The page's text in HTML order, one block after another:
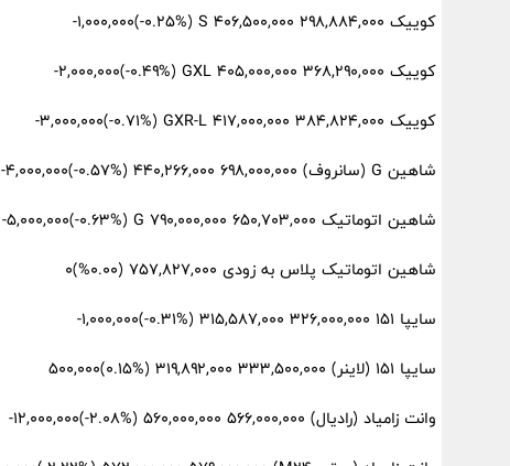
کوییک S ۴۰۶,۵۰۰,۰۰۰ ۲۹۸,۸۸۴,۰۰۰ (‎-۰.۲۵%‏)‎-۱,۰۰۰,۰۰۰‏
کوییک GXL ۴۰۵,۰۰۰,۰۰۰ ۳۶۸,۲۹۰,۰۰۰ (‎-۰.۴۹%‏)‎-۲,۰۰۰,۰۰۰‏
کوییک GXR-L ۴۱۷,۰۰۰,۰۰۰ ۳۸۴,۸۲۴,۰۰۰ (‎-۰.۷۱%‏)‎-۳,۰۰۰,۰۰۰‏
شاهین G (سانروف) ۶۹۸,۰۰۰,۰۰۰ ۴۴۰,۲۶۶,۰۰۰ (‎-۰.۵۷%‏)‎-۴,۰۰۰,۰۰۰‏
شاهین اتوماتیک G ۷۹۰,۰۰۰,۰۰۰ ۶۵۰,۷۰۳,۰۰۰ (‎-۰.۶۳%‏)‎-۵,۰۰۰,۰۰۰‏
شاهین اتوماتیک پلاس به زودی ۷۵۷,۸۲۷,۰۰۰ (۰.۰۰%)۰
سایپا 151 ۳۲۶,۰۰۰,۰۰۰ ۳۱۵,۵۸۷,۰۰۰ (‎-۰.۳۱%‏)‎-۱,۰۰۰,۰۰۰‏
سایپا 151 (لاینر) ۳۳۳,۵۰۰,۰۰۰ ۳۱۹,۸۹۲,۰۰۰ (‎۰.۱۵%‏)‎۵۰۰,۰۰۰‏
وانت زامیاد (رادیال) ۵۶۶,۰۰۰,۰۰۰ ۵۶۰,۰۰۰,۰۰۰ (‎-۲.۰۸%‏)‎-۱۲,۰۰۰,۰۰۰‏